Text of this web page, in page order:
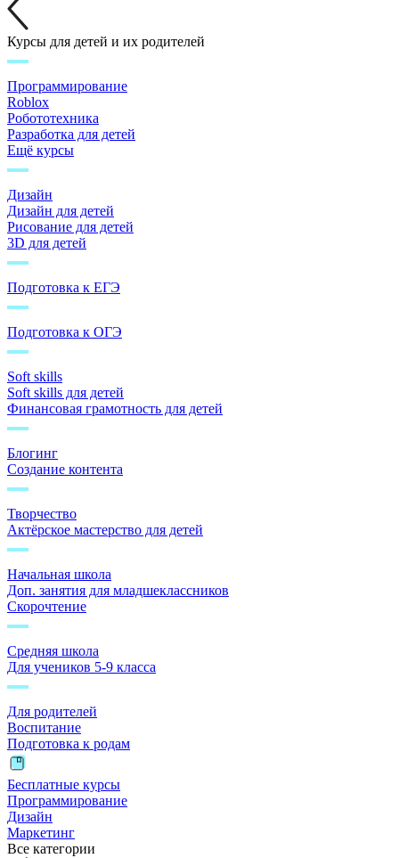
Курсы для детей и их родителей
Программирование
Roblox
Робототехника
Разработка для детей
Ещё курсы
Дизайн
Дизайн для детей
Рисование для детей
3D для детей
Подготовка к ЕГЭ
Подготовка к ОГЭ
Soft skills
Soft skills для детей
Финансовая грамотность для детей
Блогинг
Создание контента
Творчество
Актёрское мастерство для детей
Начальная школа
Доп. занятия для младшеклассников
Скорочтение
Средняя школа
Для учеников 5-9 класса
Для родителей
Воспитание
Подготовка к родам
Бесплатные курсы
Программирование
Дизайн
Маркетинг
Все категории